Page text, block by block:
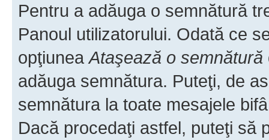
Pentru a adăuga o semnătură
Panoul utilizatorului. Odată ce
opţiuneaAtaşează o semnătură
adăuga semnătura. Puteţi, de
semnătura la toate mesajele
Dacă procedaţi astfel, puteţi să